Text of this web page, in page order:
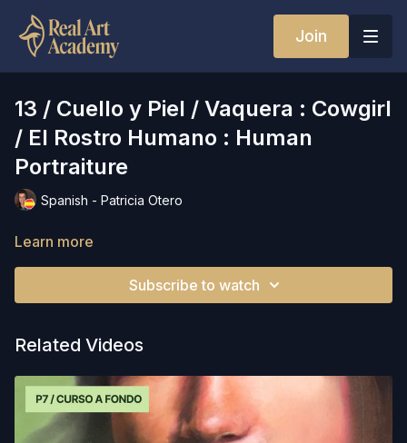
Join
13 / Cuello y Piel / Vaquera : Cowgirl
/ El Rostro Humano : Human
Portraiture
Spanish - Patricia Otero
Learn more
Subscribe to watch
Related Videos